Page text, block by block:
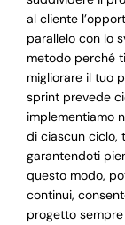
al cliente
parallelo con lo
metodo perché
migliorare il tuo
sprint prevede
implementiamo
di ciascun ciclo,
garantendoti
questo modo,
continui,
progetto